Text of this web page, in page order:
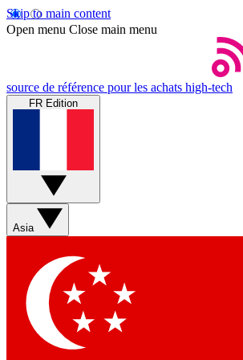
Skip to main content
Open menu Close main menu
source de référence pour les achats high-tech
FR Edition
Asia